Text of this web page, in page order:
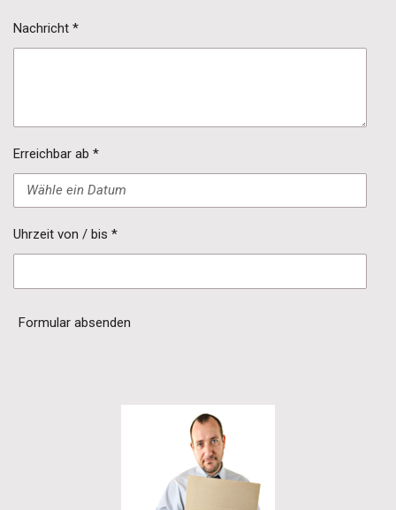
Nachricht *
Erreichbar ab *
Uhrzeit von / bis *
Formular absenden